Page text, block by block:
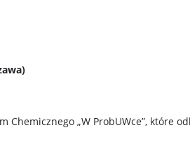
„W ProbUWce”, które